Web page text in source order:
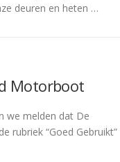
deuren en heten …
Motorboot
we melden dat De
rubriek “Goed Gebruikt”